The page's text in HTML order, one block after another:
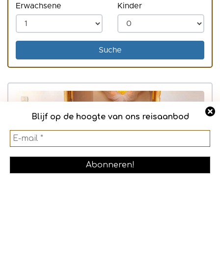
Blijf op de hoogte van ons reisaanbod